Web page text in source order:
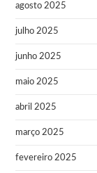
agosto 2025
julho 2025
junho 2025
maio 2025
abril 2025
março 2025
fevereiro 2025